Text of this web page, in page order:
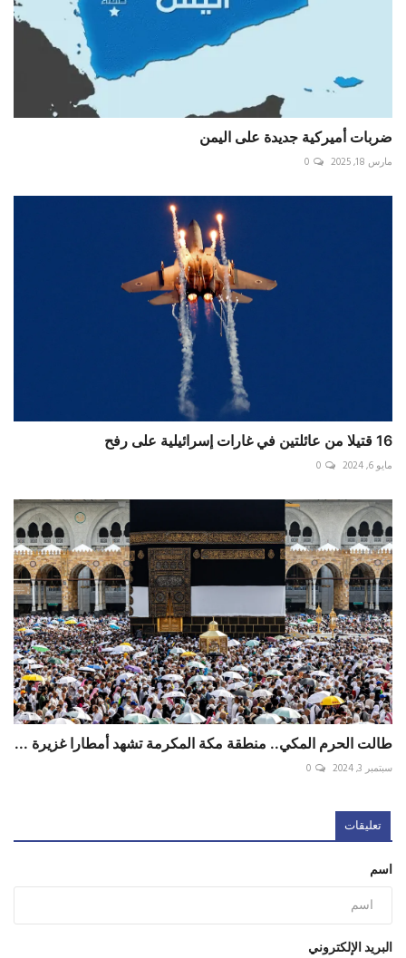
ضربات أميركية جديدة على اليمن
مارس 18, 2025 0
16 قتيلا من عائلتين في غارات إسرائيلية على رفح
مايو 6, 2024 0
طالت الحرم المكي.. منطقة مكة المكرمة تشهد أمطارا غزيرة ...
سبتمبر 3, 2024 0
تعليقات
اسم
البريد الإلكتروني